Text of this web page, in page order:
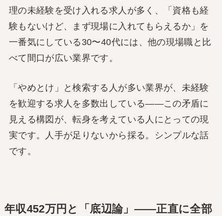
理の未経験を受け入れる求人が多く、「資格も経
験もないけど、まず現場に入れてもらえるか」を
一番気にしている30〜40代には、他の現場職と比
べて間口が広い業界です。
「やめとけ」と検索する人が多い業界が、未経験
を歓迎する求人を多数出している——この矛盾に
見える構図が、転身を考えている人にとっての現
実です。人手が足りないから採る。シンプルな話
です。
年収452万円と「底辺論」——正直に全部